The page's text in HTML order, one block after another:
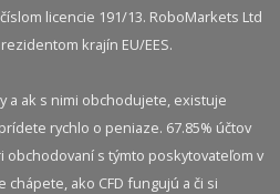
licencie 191/13. RoboMarkets Ltd
krajín EU/EES.
a ak s nimi obchodujete, existuje
rychlo o peniaze. 67.85% účtov
obchodovaní s týmto poskytovateľom v
chápete, ako CFD fungujú a či si